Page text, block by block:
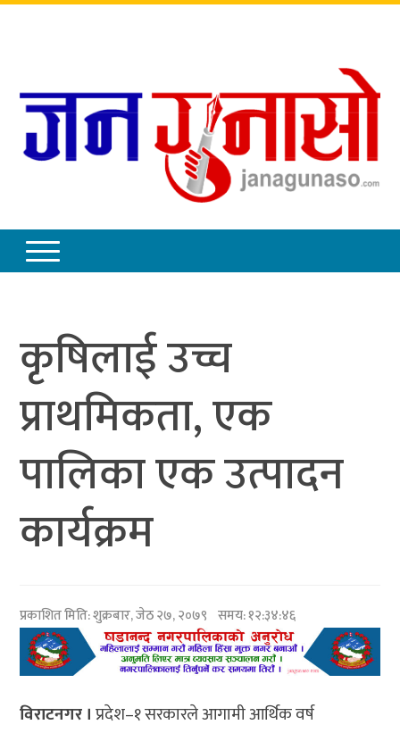
कृषिलाई उच्च
प्राथमिकता, एक
पालिका एक उत्पादन
कार्यक्रम
प्रकाशित मिति:शुक्रबार, जेठ २७, २०७९ समय: १२:३४:४६
विराटनगर ।प्रदेश–१ सरकारले आगामी आर्थिक वर्ष